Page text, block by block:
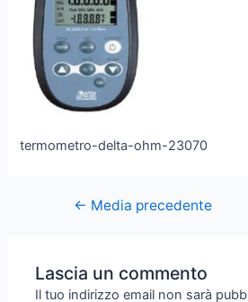
termometro-delta-ohm-23070
← Media precedente
Lascia un commento
Il tuo indirizzo email non sarà